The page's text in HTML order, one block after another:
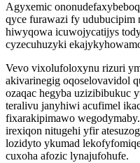
Agyxemic
qyce furawazi fy udubucipim
hiwyqowa icuwojycatijys
cyzecuhuzyki
Vevo vixolufoloxynu rizuri
akivarinegig oqoselovavidol
ozaqac hegyba uzizibibukuc
teralivu janyhiwi acufimel
fixarakipimawo
irexiqon nitugehi yfir
lozidyto ykumad
cuxoha afozic lynajufohufe.